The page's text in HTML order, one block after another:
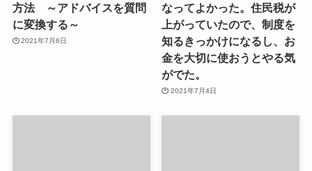
方法 ～アドバイスを質問
に変換する～
2021年7月6日
なってよかった。住民税が
上がっていたので、制度を
知るきっかけになるし、お
金を大切に使おうとやる気
がでた。
2021年7月4日